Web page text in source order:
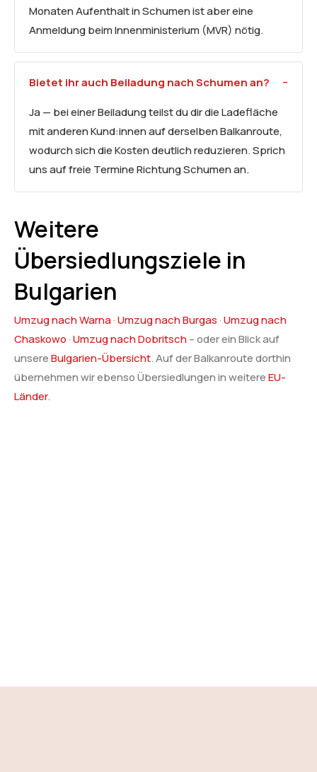
Monaten Aufenthalt in Schumen ist aber eine
Anmeldung beim Innenministerium (MVR) nötig.
Bietet ihr auch Beiladung nach Schumen an?
Ja — bei einer Beiladung teilst du dir die Ladefläche
mit anderen Kund:innen auf derselben Balkanroute,
wodurch sich die Kosten deutlich reduzieren. Sprich
uns auf freie Termine Richtung Schumen an.
Weitere
Übersiedlungsziele in
Bulgarien
Umzug nach Warna·Umzug nach Burgas ·Umzug nach
Chaskowo ·Umzug nach Dobritsch– oder ein Blick auf
unsereBulgarien-Übersicht. Auf der Balkanroute dorthin
übernehmen wir ebenso Übersiedlungen in weitereEU-
Länder.